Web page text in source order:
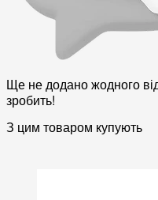
Ще не додано жодного
зробить!
З цим товаром купують